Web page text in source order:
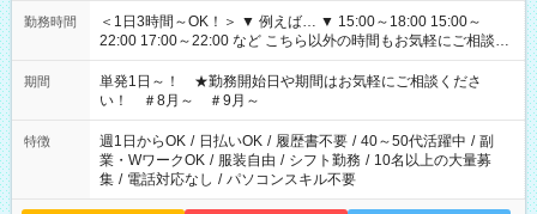
勤務時間
＜1日3時間～OK！＞ ▼ 例えば… ▼ 15:00～18:00 15:00～
22:00 17:00～22:00 など こちら以外の時間もお気軽にご相談く
ださい！
期間
単発1日～！ ★勤務開始日や期間はお気軽にご相談くださ
い！ ＃8月～ ＃9月～
特徴 週1日からOK / 日払いOK / 履歴書不要 / 40～50代活躍中 / 副
業・WワークOK / 服装自由 / シフト勤務 / 10名以上の大量募
集 / 電話対応なし / パソコンスキル不要